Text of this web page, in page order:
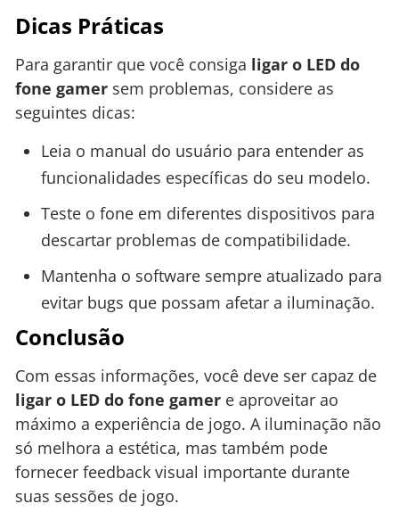
Dicas Práticas
Para garantir que você consiga ligar o LED do
fone gamer sem problemas, considere as
seguintes dicas:
Leia o manual do usuário para entender as
funcionalidades específicas do seu modelo.
Teste o fone em diferentes dispositivos para
descartar problemas de compatibilidade.
Mantenha o software sempre atualizado para
evitar bugs que possam afetar a iluminação.
Conclusão
Com essas informações, você deve ser capaz de
ligar o LED do fone gamer e aproveitar ao
máximo a experiência de jogo. A iluminação não
só melhora a estética, mas também pode
fornecer feedback visual importante durante
suas sessões de jogo.